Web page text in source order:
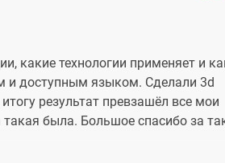
какие технологии применяет и
и доступным языком. Сделали 3d
результат превзашёл все мои
была. Большое спасибо за